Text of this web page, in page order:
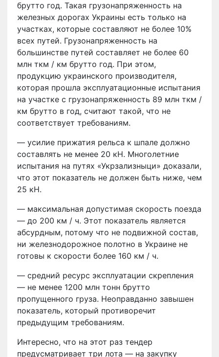
брутто год. Такая грузонапряженность на
железных дорогах Украины есть только на
участках, которые составляют не более 10%
всех путей. Грузонапряженность на
большинстве путей составляет не более 60
млн ткм / км брутто год. При этом,
продукцию украинского производителя,
которая прошла эксплуатационные испытания
на участке с грузонапряженность 89 млн ткм /
км брутто в год, считают такой, что не
соответствует требованиям.
— усилие прижатия рельса к шпале должно
составлять не менее 20 кН. Многолетние
испытания на путях «Укрзализныци» доказали,
что этот показатель не должен быть ниже, чем
25 кН.
— максимальная допустимая скорость поезда
— до 200 км / ч. Этот показатель является
абсурдным, потому что не подвижной состав,
ни железнодорожное полотно в Украине не
готовы к скорости более 160 км / ч.
— средний ресурс эксплуатации скрепления
— не менее 1200 млн тонн брутто
пропущенного груза. Неоправданно завышен
показатель, который противоречит
предыдущим требованиям.
Интересно, что на этот раз тендер
предусматривает три лота — на закупку